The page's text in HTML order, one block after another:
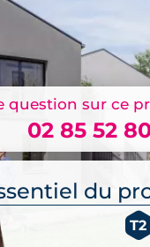
question sur ce
02 85 52
du
T2